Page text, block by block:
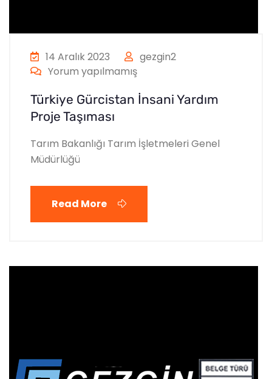
14 Aralık 2023
gezgin2
Yorum yapılmamış
Türkiye Gürcistan İnsani Yardım
Proje Taşıması
Tarım Bakanlığı Tarım İşletmeleri Genel
Müdürlüğü
Read More